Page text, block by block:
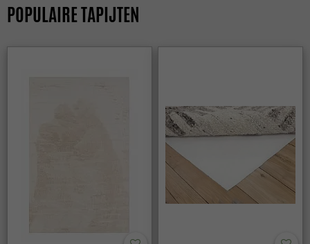
POPULAIRE TAPIJTEN